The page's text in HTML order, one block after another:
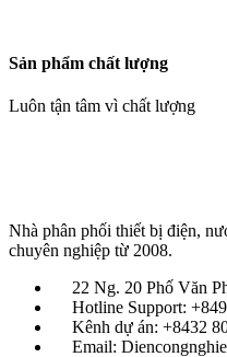
Sản phẩm chất lượng
Luôn tận tâm vì chất lượng
Nhà phân phối thiết bị điện,
chuyên nghiệp từ 2008.
22 Ng. 20 Phố Văn
Hotline Support:
Kênh dự án: +8432
Email: